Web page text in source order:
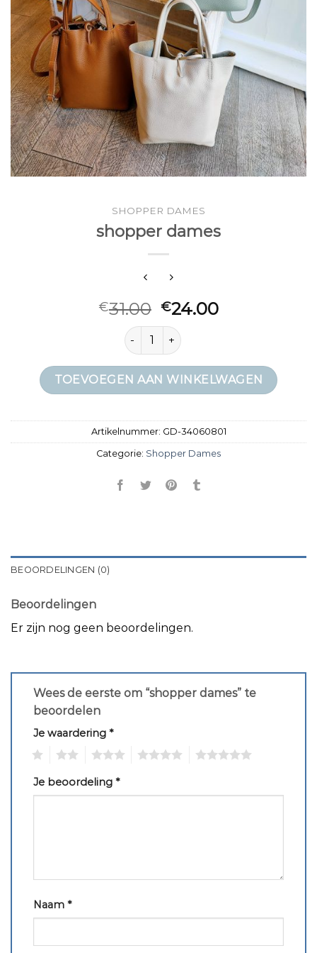
SHOPPER DAMES
shopper dames
€31.00 €24.00
shopper dames aantal
TOEVOEGEN AAN WINKELWAGEN
Artikelnummer: GD-34060801
Categorie: Shopper Dames
BEOORDELINGEN (0)
Beoordelingen
Er zijn nog geen beoordelingen.
Wees de eerste om “shopper dames” te
beoordelen
Je waardering *
Je beoordeling *
Naam *